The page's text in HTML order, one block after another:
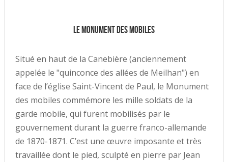
Le monument des mobiles
Situé en haut de la Canebière (anciennement
appelée le "quinconce des allées de Meilhan") en
face de l’église Saint-Vincent de Paul, le Monument
des mobiles commémore les mille soldats de la
garde mobile, qui furent mobilisés par le
gouvernement durant la guerre franco-allemande
de 1870-1871. C’est une œuvre imposante et très
travaillée dont le pied, sculpté en pierre par Jean